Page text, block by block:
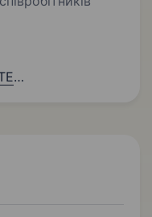
www.facebook.com/TRO.TERNOPI